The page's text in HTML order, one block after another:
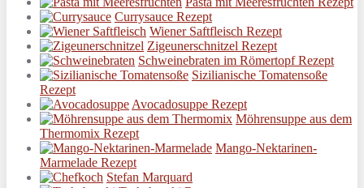
Currysauce Rezept
Wiener Saftfleisch Rezept
Zigeunerschnitzel Rezept
Schweinebraten im Römertopf Rezept
Sizilianische Tomatensoße
Rezept
Avocadosuppe Rezept
Möhrensuppe aus dem
Thermomix Rezept
Mango-Nektarinen-
Marmelade Rezept
Stefan Marquard